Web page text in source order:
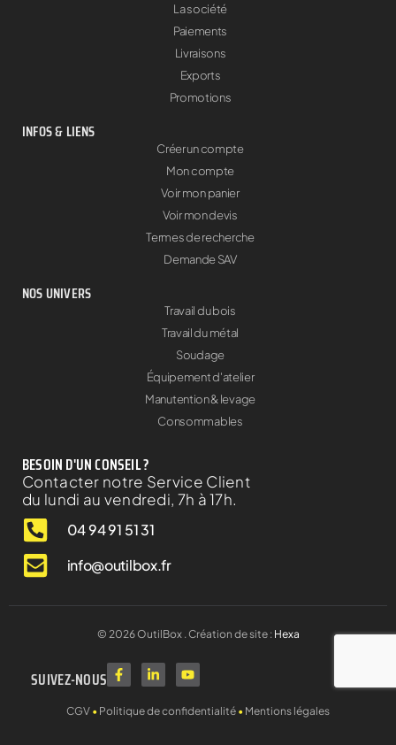
La société
Paiements
Livraisons
Exports
Promotions
INFOS & LIENS
Créer un compte
Mon compte
Voir mon panier
Voir mon devis
Termes de recherche
Demande SAV
NOS UNIVERS
Travail du bois
Travail du métal
Soudage
Équipement d'atelier
Manutention & levage
Consommables
BESOIN D'UN CONSEIL ?
Contacter notre Service Client
du lundi au vendredi, 7h à 17h.
04 94 91 51 31
info@outilbox.fr
© 2026OutilBox . Création de site : Hexa
SUIVEZ-NOUS
CGV • Politique de confidentialité • Mentions légales